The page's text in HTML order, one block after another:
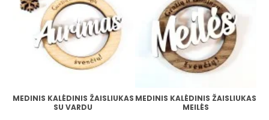
MEDINIS KALĖDINIS ŽAISLIUKAS
SU VARDU
MEDINIS KALĖDINIS ŽAISLIUKAS
MEILĖS